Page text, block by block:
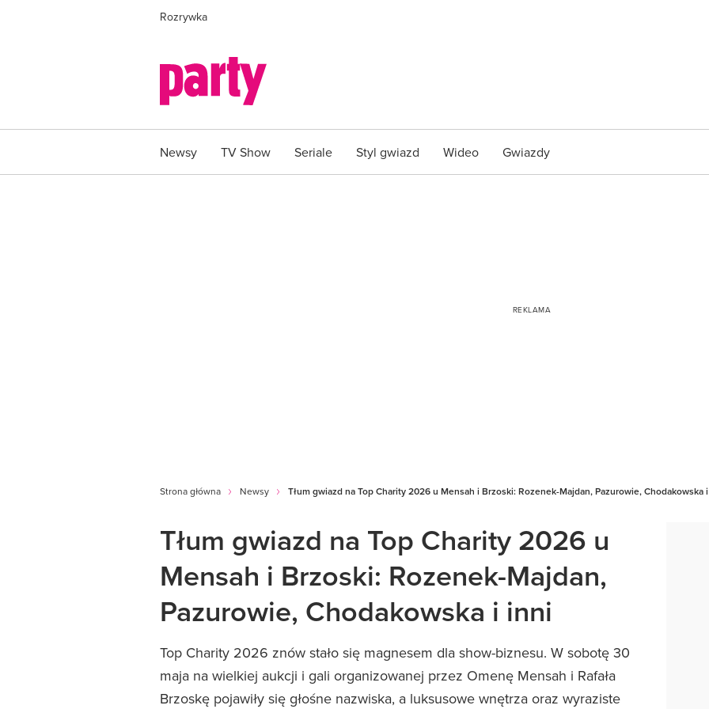
Rozrywka
Newsy TV Show Seriale Styl gwiazd Wideo Gwiazdy
Strona główna Newsy Tłum gwiazd na Top Charity 2026 u Mensah i Brzoski: Rozenek-Majdan, Pazurowie, Chodakowska
Tłum gwiazd na Top Charity 2026 u
Mensah i Brzoski: Rozenek-Majdan,
Pazurowie, Chodakowska i inni
Top Charity 2026 znów stało się magnesem dla show-biznesu. W sobotę 30
maja na wielkiej aukcji i gali organizowanej przez Omenę Mensah i Rafała
Brzoskę pojawiły się głośne nazwiska, a luksusowe wnętrza oraz wyraziste